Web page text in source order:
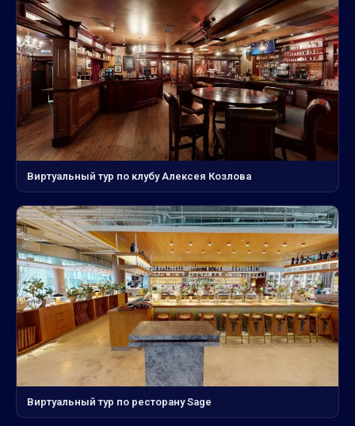
Виртуальный тур по клубу Алексея Козлова
Виртуальный тур по ресторану Sage